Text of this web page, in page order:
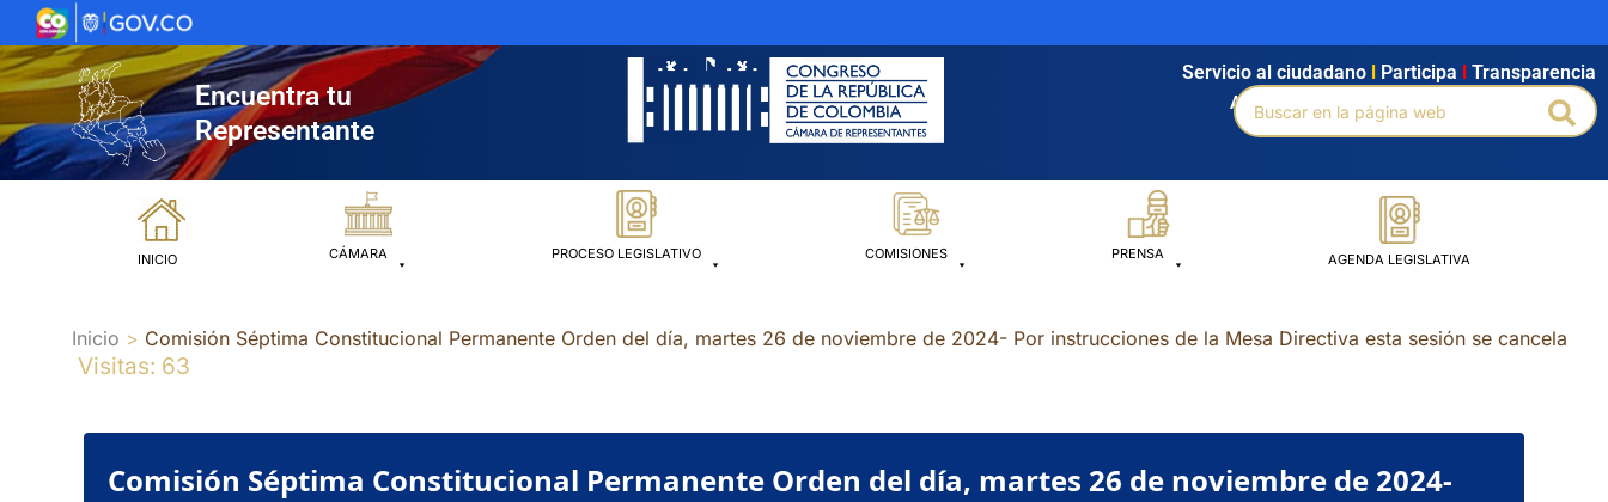
al
contenido
Encuentra tu
Representante
Agendamiento Intranet Búsqueda avanzada
Servicio al ciudadano Participa Transparencia
Buscar
por:
INICIO CÁMARA PROCESO LEGISLATIVO COMISIONES PRENSA AGENDA LEGISLATIVA
Inicio Comisión Séptima Constitucional Permanente Orden del día, martes 26 de noviembre de 2024- Por instrucciones de la Mesa Directiva esta sesión se cancela
Visitas: 63
Comisión Séptima Constitucional Permanente Orden del día, martes 26 de noviembre de 2024-